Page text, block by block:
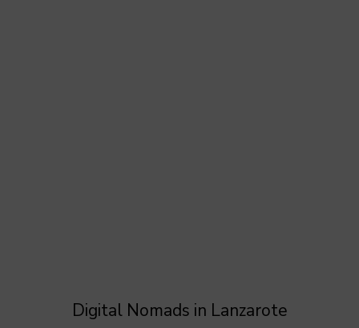
Digital Nomads in Lanzarote